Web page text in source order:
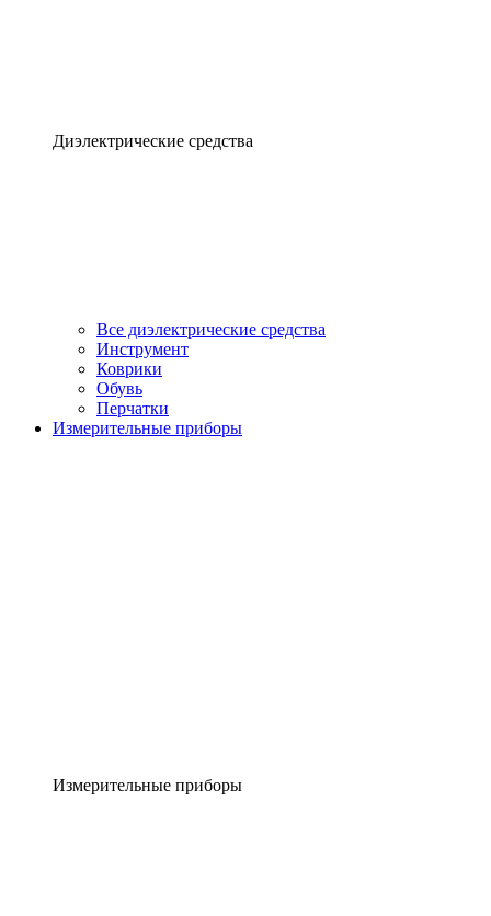
Диэлектрические средства
Все диэлектрические средства
Инструмент
Коврики
Обувь
Перчатки
Измерительные приборы
Измерительные приборы